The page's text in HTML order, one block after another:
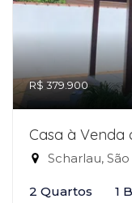
R$ 379.900
Casa à Venda
Scharlau,
2 Quartos 1